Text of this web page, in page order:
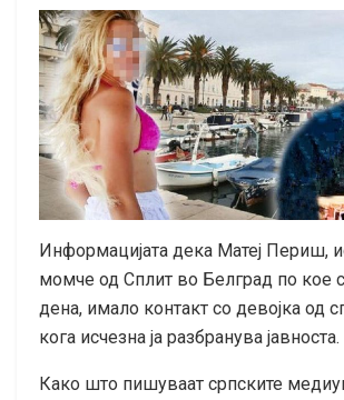
Информацијата дека Матеј Периш,
момче од Сплит во Белград по кое
дена, имало контакт со девојка од
кога исчезна ја разбранува јавноста.
Како што пишуваат српските